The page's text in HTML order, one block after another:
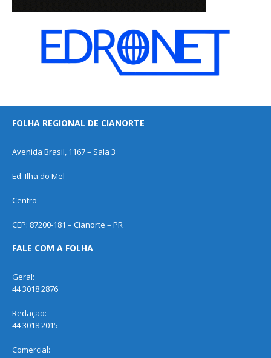
FOLHA REGIONAL DE CIANORTE
Avenida Brasil, 1167 – Sala 3
Ed. Ilha do Mel
Centro
CEP: 87200-181 – Cianorte – PR
FALE COM A FOLHA
Geral:
44 3018 2876
Redação:
44 3018 2015
Comercial: